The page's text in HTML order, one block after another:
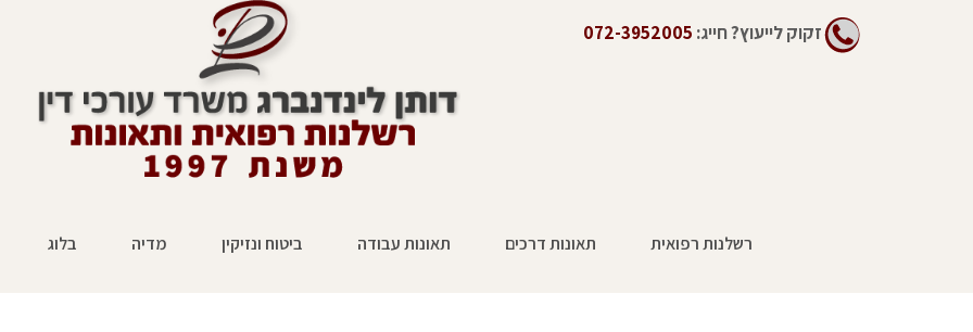
זקוק לייעוץ?חייג: 072-3952005
רשלנות רפואית תאונות דרכים תאונות עבודה ביטוח ונזיקין מדיה בלוג